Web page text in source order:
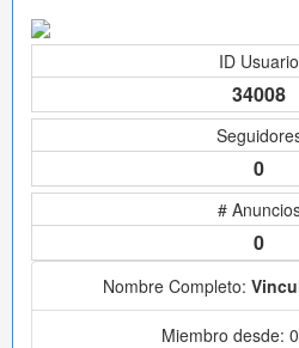
ID Usuario
34008
0
#
0
Nombre Completo:
Miembro desde: